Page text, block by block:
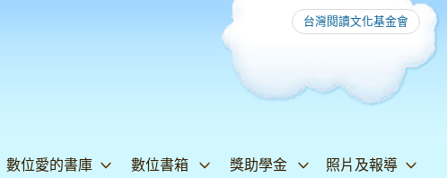
台灣閱讀文化基金會
數位愛的書庫 數位書箱 獎助學金 照片及報導